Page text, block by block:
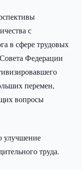
с
в сфере трудовых
Федерации
перемен,
вопросы
улучшение
труда.